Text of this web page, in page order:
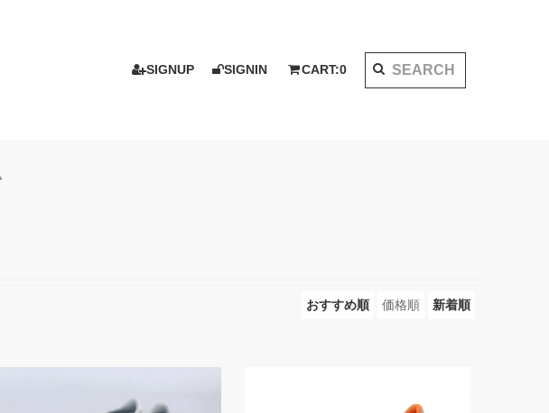
SIGNUP SIGNIN CART:0
おすすめ順 価格順 新着順